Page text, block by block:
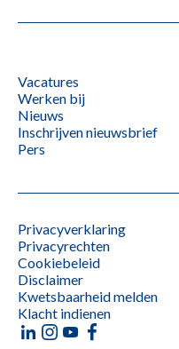
Vacatures
Werken bij
Nieuws
Inschrijven nieuwsbrief
Pers
Privacyverklaring
Privacyrechten
Cookiebeleid
Disclaimer
Kwetsbaarheid melden
Klacht indienen